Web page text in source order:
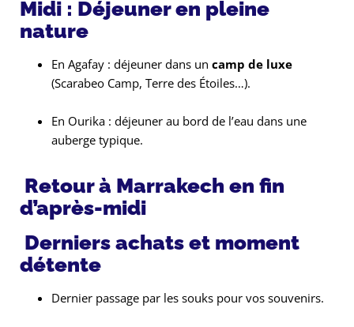
Midi : Déjeuner en pleine
nature
En Agafay : déjeuner dans un camp de luxe
(Scarabeo Camp, Terre des Étoiles…).
En Ourika : déjeuner au bord de l’eau dans une
auberge typique.
Retour à Marrakech en fin
d’après-midi
Derniers achats et moment
détente
Dernier passage par les souks pour vos souvenirs.